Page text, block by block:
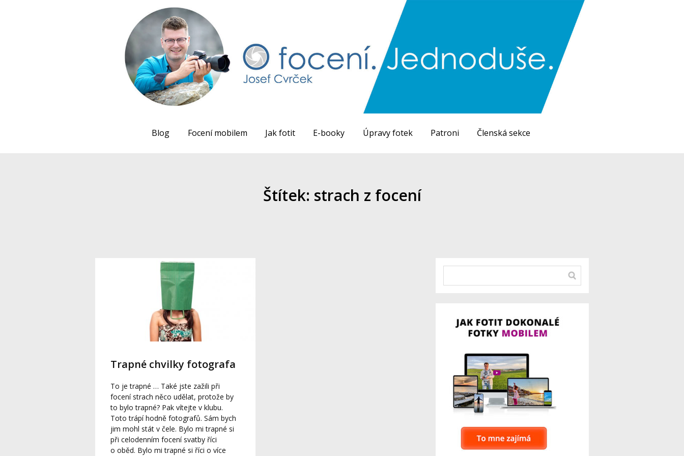
Blog Focení mobilem Jak fotit E-booky Úpravy fotek Patroni Členská sekce
Štítek: strach z focení
Trapné chvilky fotografa
To je trapné … Také jste zažili při
focení strach něco udělat, protože by
to bylo trapné? Pak vítejte v klubu.
Toto trápí hodně fotografů. Sám bych
jim mohl stát v čele. Bylo mi trapné si
při celodenním focení svatby říci
o oběd. Bylo mi trapné si říci o více